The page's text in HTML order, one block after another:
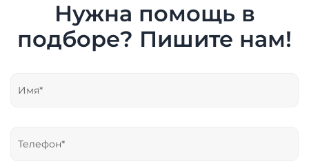
Нужна помощь в
подборе? Пишите нам!